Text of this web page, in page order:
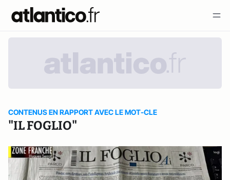
CONTENUS EN RAPPORT AVEC LE MOT-CLE
"IL FOGLIO"